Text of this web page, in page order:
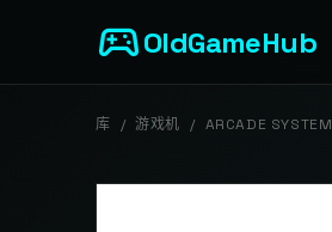
sports_esportsOldGameHub
库 / 游戏机 / ARCADE SYSTEM